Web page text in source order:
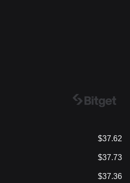
$37.62
$37.73
$37.36